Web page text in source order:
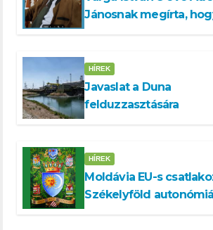
Jánosnak megírta,
HÍREK
Javaslat a Duna
felduzzasztására
HÍREK
Moldávia EU-s
Székelyföld